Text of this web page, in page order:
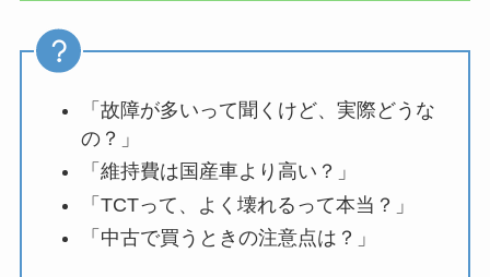
「故障が多いって聞くけど、実際どうな
の？」
「維持費は国産車より高い？」
「TCTって、よく壊れるって本当？」
「中古で買うときの注意点は？」